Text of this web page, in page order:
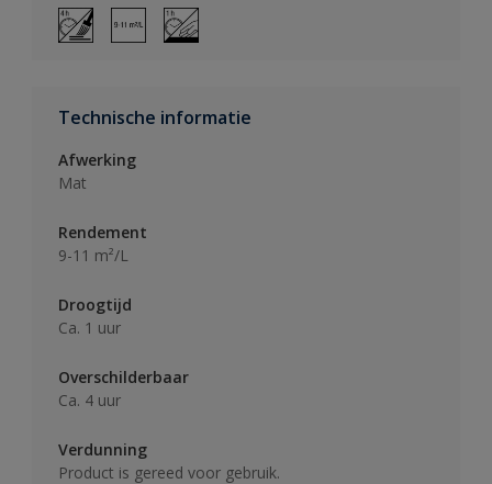
Technische informatie
Afwerking
Mat
Rendement
9-11 m²/L
Droogtijd
Ca. 1 uur
Overschilderbaar
Ca. 4 uur
Verdunning
Product is gereed voor gebruik.